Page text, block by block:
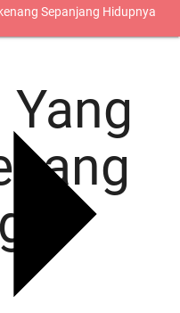
Sepanjang Hidupnya